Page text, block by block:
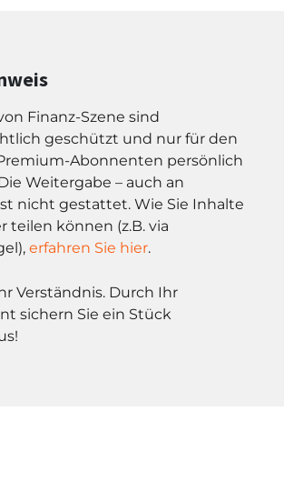
Finanz-Szene sind
geschützt und nur für den
Abonnenten persönlich
Weitergabe – auch an
nicht gestattet. Wie Sie Inhalte
teilen können (z.B. via
erfahren Sie hier.
Verständnis. Durch Ihr
sichern Sie ein Stück